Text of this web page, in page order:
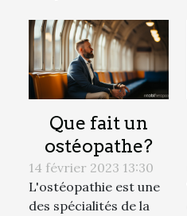
Que fait un
ostéopathe?
14 février 2023 13:30
L'ostéopathie est une
des spécialités de la